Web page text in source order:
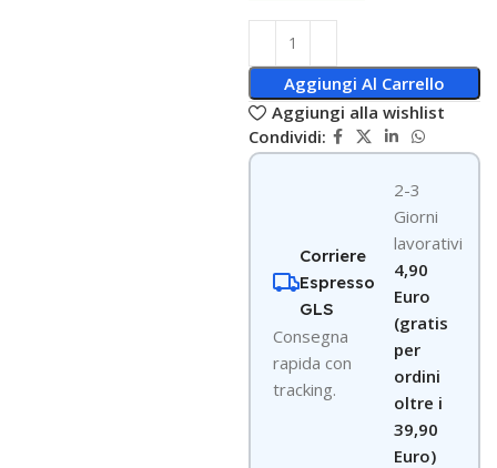
Aggiungi Al Carrello
Aggiungi alla wishlist
Condividi:
Corriere
Espresso
GLS
Consegna
rapida con
tracking.
2-3
Giorni
lavorativi
4,90
Euro
(gratis
per
ordini
oltre i
39,90
Euro)